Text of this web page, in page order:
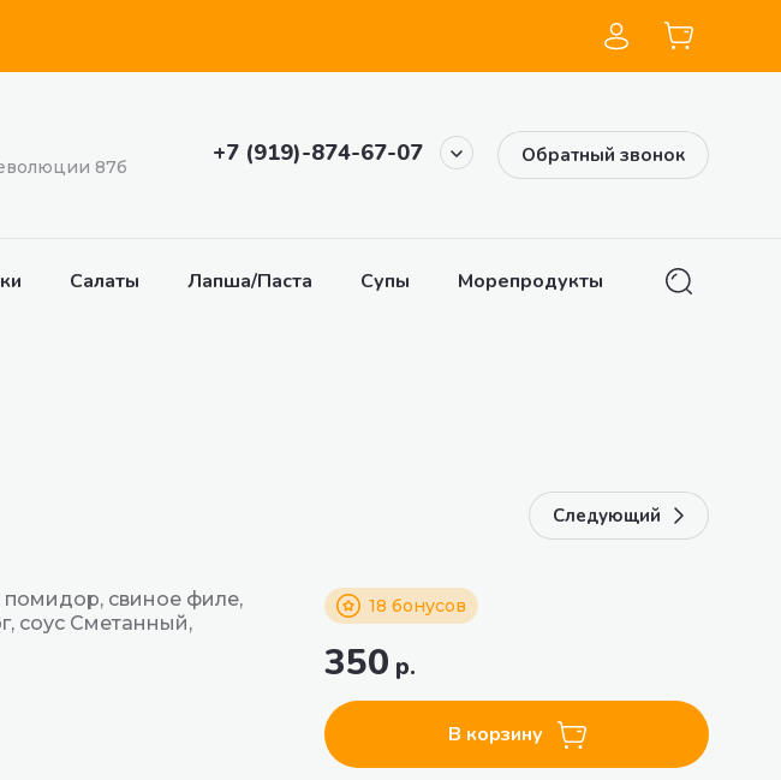
87б
+7 (919)-874-67-07 Обратный звонок
Салаты Лапша/Паста Супы Морепродукты Снеки
Следующий
свиное филе,
соус Сметанный,
18 бонусов
350 р.
В корзину